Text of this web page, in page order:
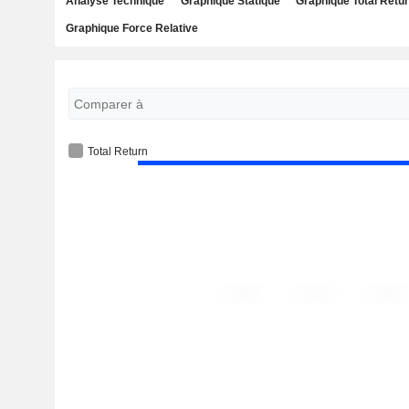
Graphique Force Relative
Total Return